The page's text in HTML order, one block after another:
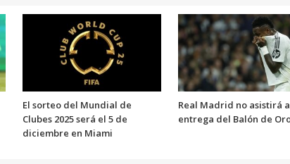
El sorteo del Mundial de
Clubes 2025 será el 5 de
diciembre en Miami
Real Madrid no asistirá
entrega del Balón de